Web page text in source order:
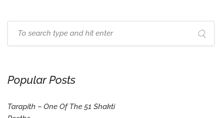
Popular Posts
Tarapith – One Of The 51 Shakti